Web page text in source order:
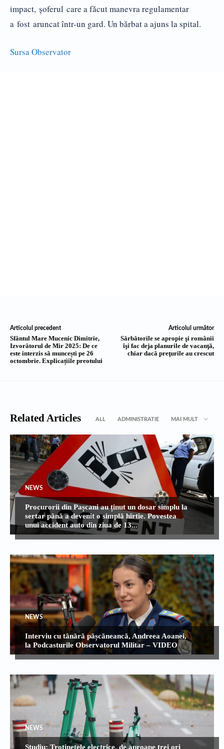
impact, şoferul care a făcut manevra regulamentar
a fost aruncat într-un gard. Un bărbat a ajuns la spital.
Sursa Observator
Articolul precedent
Sfântul Mare Mucenic Dimitrie,
Izvorâtorul de Mir 2025: De ce
este interzis să muncești pe 26
octombrie. Explicațiile preotului
Articolul următor
Sărbătorile se apropie şi românii
îşi fac deja planurile de vacanţă,
chiar dacă preţurile au crescut
Related Articles ALL ADMINISTRATIE MAI MULT
NEWS
Procurorii din Pașcani au ținut un dosar simplu la
sertar până a devenit o simplă hîrtie. Povestea
unui accident auto din ziua de 13...
NEWS
Interviu cu tânără pășcăneancă, Andreea Aoanei,
la Podcasturile Observatorul Militar – VIDEO
NEWS
Studiu: Trotinetele electrice, de aproape trei ori